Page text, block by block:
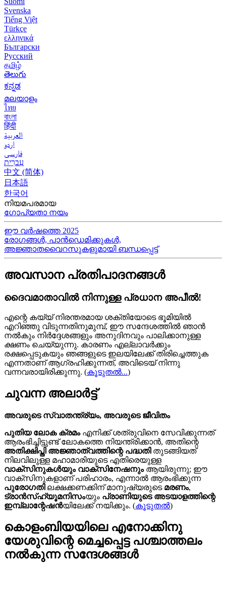
Svenska
Tiếng Việt
Türkçe
ελληνικά
Български
Русский
தமிழ்
తెలుగు
ಕನ್ನಡ
മലയാളം
ไทย
বাংলা
हिंदी
العربية
اردو
فارسی
עִברִית
中文 (简体)
日本語
한국어
നിയമപരമായ
ഗോപ്യതാ നയം
ഈ വർഷത്തെ 2025
രോഗങ്ങൾ, പാൻഡെമിക്കുകൾ,
അജ്ഞാതവൈറസുകളുമായി ബന്ധപ്പെട്ട്
അവസാന പ്രതിപാദനങ്ങൾ
ദൈവമാതാവിൽ നിന്നുള്ള പ്രധാന അപീൽ!
എന്റെ കയ്യ്‍ നിരന്തരമായ ശക്തിയോടെ ഭൂമിയിൽ
എറിഞ്ഞു വിടുന്നതിനുമുമ്പ്, ഈ സന്ദേശത്തിൽ ഞാൻ
നൽകും നിർദ്ദേശങ്ങളും അനുദിനവും പാലിക്കാനുള്ള
ക്ഷണം ചെയ്യുന്നു. കാരണം എല്ലാവർക്കും
രക്ഷപ്പെടുകയും ഞങ്ങളുടെ ഇലയിലേക്ക് തിരിച്ചെത്തുക
എന്നതാണ് ആഗ്രഹിക്കുന്നത്, അവിടെയ്‍ നിന്നു
വന്നവരായിരിക്കുന്നു. (കൂടുതൽ...)
ചുവന്ന അലാർട്ട്
അവരുടെ സ്വാതന്ത്ര്യം, അവരുടെ ജീവിതം
പുതിയ ലോക ക്രമംഎനിക്ക് ശത്രുവിനെ സേവിക്കുന്നത്
ആരംഭിച്ചിട്ടുണ്ട് ലോകത്തെ നിയന്ത്രിക്കാൻ, അതിന്റെ
അതിക്ഷിപ്തി അജ്ഞാത്വത്തിന്റെ പദ്ധതിതുടങ്ങിയത്
നിലവിലുള്ള മഹാമാരിയുടെ എതിരെയുള്ള
വാക്സിനുകൾയും വാക്സിനേഷനുംആയിരുന്നു; ഈ
വാക്സിനുകളാണ് പരിഹാരം, എന്നാൽ ആരംഭിക്കുന്ന
പുരോഗതിലക്ഷക്കണക്കിന് മാനുഷ്യരുടെ മരണം,
ട്രാൻസ്ഹ്യൂമനിസംയും പ്രാണിയുടെ അടയാളത്തിന്റെ
ഇമ്പ്ലാന്റേഷൻയിലേക്ക് നയിക്കും. (കൂടുതൽ)
കൊളംബിയയിലെ എനോക്കിനു
യേശുവിന്റെ മെച്ചപ്പെട്ട പശ്ചാത്തലം
നൽകുന്ന സന്ദേശങ്ങള്‍